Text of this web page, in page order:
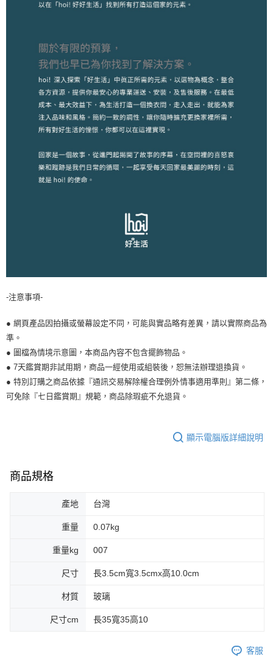
-注意事項-
● 網頁產品因拍攝或螢幕設定不同，可能與實品略有差異，請以實際商品為
準。
● 圖檔為情境示意圖，本商品內容不包含擺飾物品。
● 7天鑑賞期非試用期，商品一經使用或組裝後，恕無法辦理退換貨。
● 特別訂購之商品依據『通訊交易解除權合理例外情事適用準則』第二條，
可免除『七日鑑賞期』規範，商品除瑕疵不允退貨。
顯示電腦版詳細說明
商品規格
產地 台灣
重量 0.07kg
重量kg 007
尺寸 長3.5cm寬3.5cmx高10.0cm
材質 玻璃
尺寸cm 長35寬35高10
客服